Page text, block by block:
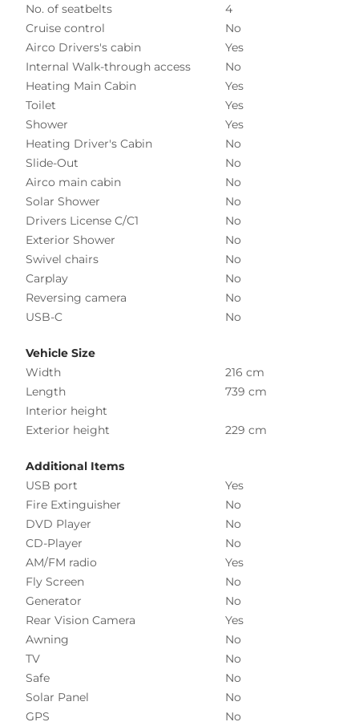
No. of seatbelts
4
Cruise control
No
Airco Drivers's cabin
Yes
Internal Walk-through access
No
Heating Main Cabin
Yes
Toilet
Yes
Shower
Yes
Heating Driver's Cabin
No
Slide-Out
No
Airco main cabin
No
Solar Shower
No
Drivers License C/C1
No
Exterior Shower
No
Swivel chairs
No
Carplay
No
Reversing camera
No
USB-C
No
Vehicle Size
Width
216 cm
Length
739 cm
Interior height
Exterior height
229 cm
Additional Items
USB port
Yes
Fire Extinguisher
No
DVD Player
No
CD-Player
No
AM/FM radio
Yes
Fly Screen
No
Generator
No
Rear Vision Camera
Yes
Awning
No
TV
No
Safe
No
Solar Panel
No
GPS
No